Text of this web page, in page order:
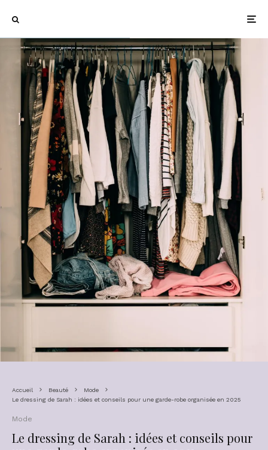
Accueil Beauté
Mode
Le dressing de Sarah : idées et conseils pour une garde-robe organisée en 2025
Mode
Le dressing de Sarah : idées et conseils pour